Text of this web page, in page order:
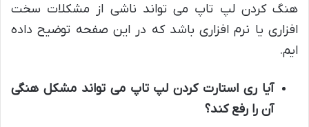
هنگ کردن لپ تاپ می تواند ناشی از مشکلات سخت
افزاری یا نرم افزاری باشد که در این صفحه توضیح داده
ایم.
آیا ری استارت کردن لپ تاپ می تواند مشکل هنگی
آن را رفع کند؟